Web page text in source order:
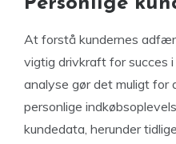
At forstå kundernes
vigtig drivkraft for succes
analyse gør det muligt for
personlige
kundedata, herunder